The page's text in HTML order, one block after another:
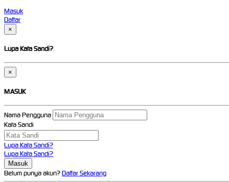
Masuk
Daftar
×
Lupa Kata Sandi?
×
MASUK
Nama Pengguna
Kata Sandi
Lupa Kata Sandi?
Lupa Kata Sandi?
Belum punya akun?Daftar Sekarang